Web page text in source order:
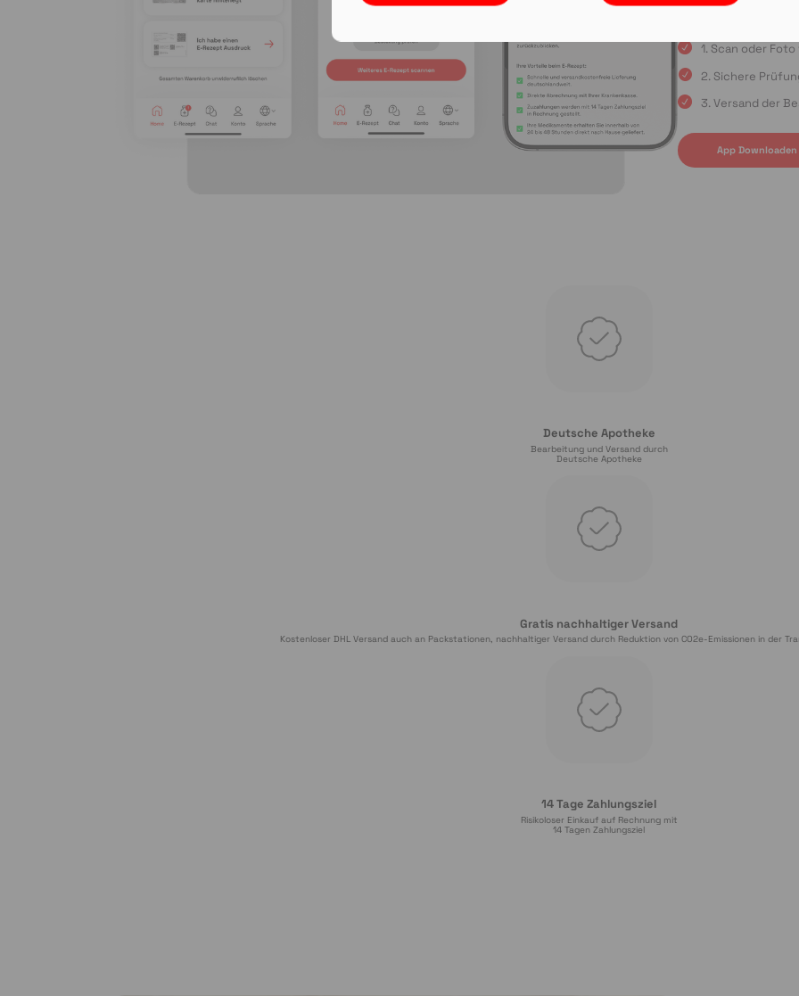
1. Scan oder
2. Sichere
3. Versand der
App Downloaden
Deutsche Apotheke
Bearbeitung und Versand durch
Deutsche Apotheke
Gratis nachhaltiger Versand
Kostenloser DHL Versand auch an Packstationen, nachhaltiger Versand durch Reduktion von CO2e-Emissionen in der
14 Tage Zahlungsziel
Risikoloser Einkauf auf Rechnung mit
14 Tagen Zahlungsziel